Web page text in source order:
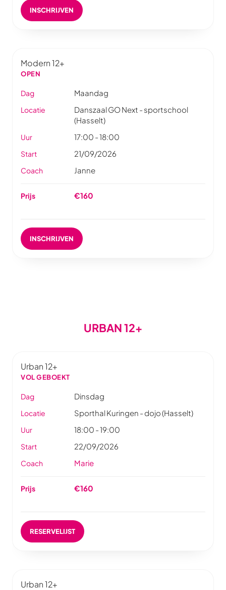
INSCHRIJVEN
Modern 12+
OPEN
Dag Maandag
Locatie
Danszaal GO Next - sportschool
(Hasselt)
Uur 17:00 - 18:00
Start 21/09/2026
Coach Janne
Prijs €160
INSCHRIJVEN
URBAN 12+
Urban 12+
VOL GEBOEKT
Dag Dinsdag
Locatie Sporthal Kuringen - dojo (Hasselt)
Uur 18:00 - 19:00
Start 22/09/2026
Coach Marie
Prijs €160
RESERVELIJST
Urban 12+